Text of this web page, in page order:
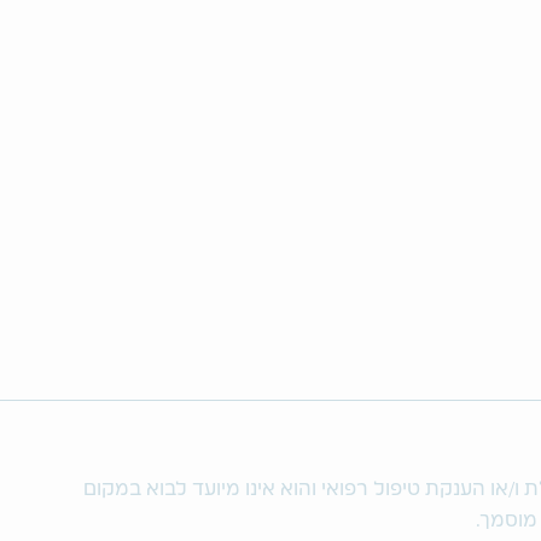
הענקת טיפול רפואי והוא אינו מיועד לבוא במקום
מוסמך.